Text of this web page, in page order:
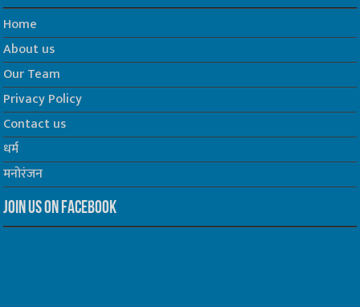
Home
About us
Our Team
Privacy Policy
Contact us
धर्म
मनोरंजन
Join us on Facebook